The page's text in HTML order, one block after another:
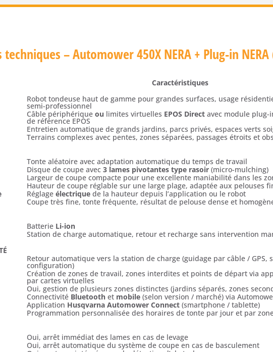
– Automower 450X NERA + Plug-in NERA
Caractéristiques
Robot tondeuse haut de gamme pour grandes surfaces, usage
semi-professionnel
Câble périphériqueou limites virtuelles EPOS Direct avec module plug-
de référence EPOS
Entretien automatique de grands jardins, parcs privés, espaces verts
Terrains complexes avec pentes, zones séparées, passages étroits et
Tonte aléatoire avec adaptation automatique du temps de travail
Disque de coupe avec3 lames pivotantes type rasoir (micro-mulching)
Largeur de coupe compacte pour une excellente maniabilité dans les
Hauteur de coupe réglable sur une large plage, adaptée aux pelouses
Réglageélectrique de la hauteur depuis l’application ou le robot
Coupe très fine, tonte fréquente, résultat de pelouse dense et
Batterie Li-ion
Station de charge automatique, retour et recharge sans intervention
Retour automatique vers la station de charge (guidage par câble / GPS,
configuration)
Création de zones de travail, zones interdites et points de départ via
par cartes virtuelles
Oui, gestion de plusieurs zones distinctes (jardins séparés, zones
Connectivité Bluetooth et mobile (selon version / marché) via
Application Husqvarna Automower Connect (smartphone / tablette)
Programmation personnalisée des horaires de tonte par jour et par
Oui, arrêt immédiat des lames en cas de levage
Oui, arrêt automatique du système de coupe en cas de basculement